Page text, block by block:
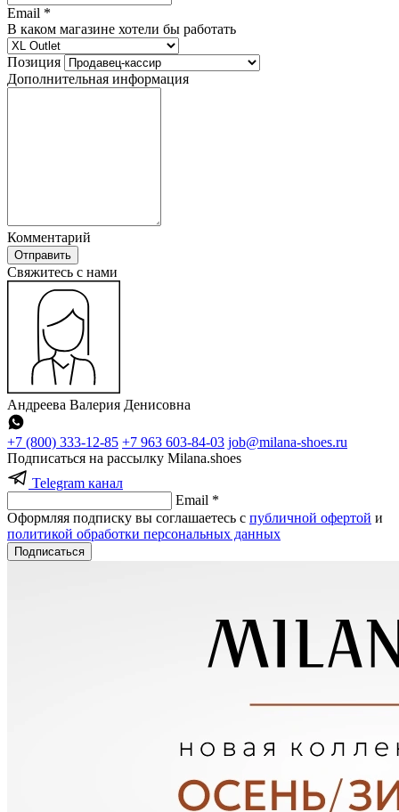
Email *
В каком магазине хотели бы работать
Позиция
Дополнительная информация
Комментарий
Отправить
Cвяжитесь с нами
Андреева Валерия Денисовна
+7 (800) 333-12-85 +7 963 603-84-03 job@milana-shoes.ru
Подписаться на рассылку Milana.shoes
Telegram канал
Email *
Оформляя подписку вы соглашаетесь с публичной офертой и
политикой обработки персональных данных
Подписаться